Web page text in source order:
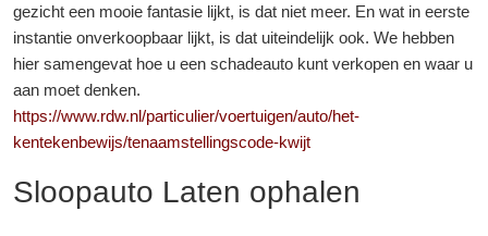
gezicht een mooie fantasie lijkt, is dat niet meer. En wat in eerste
instantie onverkoopbaar lijkt, is dat uiteindelijk ook. We hebben
hier samengevat hoe u een schadeauto kunt verkopen en waar u
aan moet denken.
https://www.rdw.nl/particulier/voertuigen/auto/het-
kentekenbewijs/tenaamstellingscode-kwijt
Sloopauto Laten ophalen